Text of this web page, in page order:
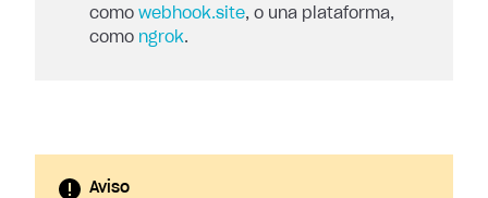
como webhook.site, o una plataforma,
como ngrok.
Aviso